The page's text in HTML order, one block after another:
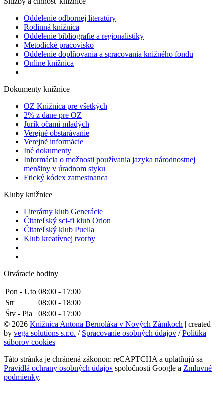
Oddelenie odbornej literatúry
Rodinná knižnica
Oddelenie bibliografie a regionalistiky
Metodické pracovisko
Oddelenie doplňovania a spracovania knižného fondu
Online knižnica
Dokumenty knižnice
OZ Knižnica pre všetkých
2% z dane pre OZ
Jurík očami mladých
Verejné obstarávanie
Verejné informácie
Iné dokumenty
Informácia o možnosti používania jazyka národnostnej
menšiny v úradnom styku
Etický kódex zamestnanca
Kluby knižnice
Literárny klub Generácie
Čitateľský sci-fi klub Orion
Čitateľský klub Puella
Klub kreatívnej tvorby
Otváracie hodiny
Pon - Uto 08:00 - 17:00
Str
08:00 - 18:00
Štv - Pia
08:00 - 17:00
© 2026 Knižnica Antona Bernoláka v Nových Zámkoch | created
by vega solutions s.r.o. / Spracovanie osobných údajov /Politika
súborov cookies
Táto stránka je chránená zákonom reCAPTCHA a uplatňujú sa
Pravidlá ochrany osobných údajov spoločnosti Google a Zmluvné
podmienky.